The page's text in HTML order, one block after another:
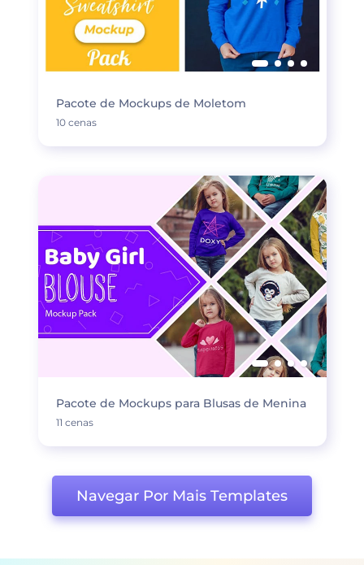
Pacote de Mockups de Moletom
10 cenas
Pacote de Mockups para Blusas de Menina
11 cenas
Navegar Por Mais Templates